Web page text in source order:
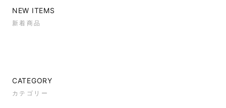
NEW ITEMS
新着商品
CATEGORY
カテゴリー